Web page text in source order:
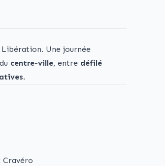
Libération. Une journée
centre-ville, entre défilé
.
Cravéro